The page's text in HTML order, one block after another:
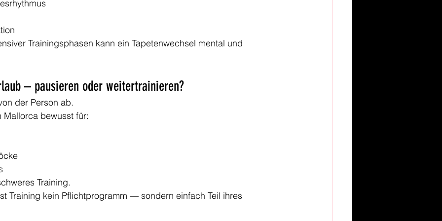
Trainingsphasen kann ein Tapetenwechsel mental und
– pausieren oder weitertrainieren?
der Person ab.
Mallorca bewusst für:
Training.
Training kein Pflichtprogramm — sondern einfach Teil ihres